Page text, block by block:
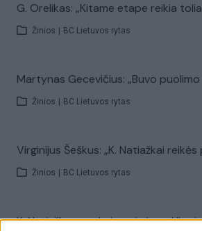
G. Orelikas: „Kitame etape reikia
Žinios BC Lietuvos rytas
Martynas Gecevičius: „Buvo
Žinios BC Lietuvos rytas
Virginijus Šeškus: „K. Natiažkai
Žinios BC Lietuvos rytas
K. Natiažka pasakojo apie karą